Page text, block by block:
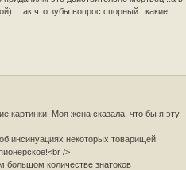
что зубы вопрос спорный...какие
картинки. Моя жена сказала, что бы я эту
инсинуациях некоторых товарищей.
/>
большом количестве знатоков